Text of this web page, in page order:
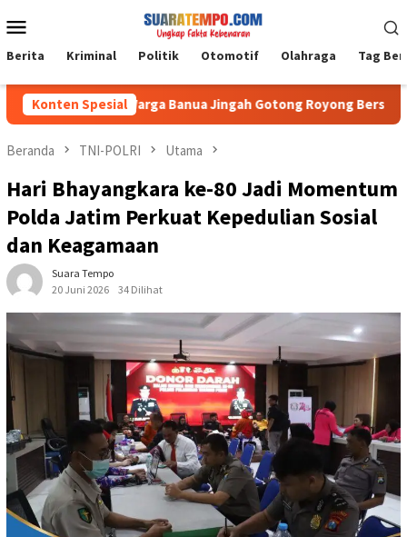
ke
kontenMobile
Berita Kriminal Politik Otomotif Olahraga Tag
Konten Spesial
Babinsa dan Warga Banua Jingah Gotong Royong Bersihkan
Beranda TNI-POLRI Utama
Hari Bhayangkara ke-80 Jadi Momentum
Polda Jatim Perkuat Kepedulian Sosial
dan Keagamaan
Suara Tempo
20 Juni 2026
34 Dilihat